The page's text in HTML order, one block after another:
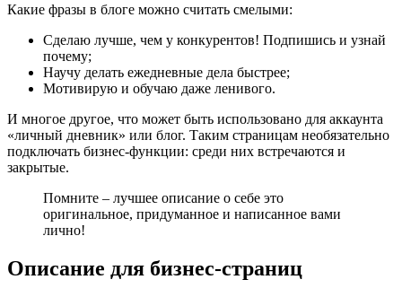
Какие фразы в блоге можно считать смелыми:
Сделаю лучше, чем у конкурентов! Подпишись и узнай
почему;
Научу делать ежедневные дела быстрее;
Мотивирую и обучаю даже ленивого.
И многое другое, что может быть использовано для аккаунта
«личный дневник» или блог. Таким страницам необязательно
подключать бизнес-функции: среди них встречаются и
закрытые.
Помните – лучшее описание о себе это
оригинальное, придуманное и написанное вами
лично!
Описание для бизнес-страниц